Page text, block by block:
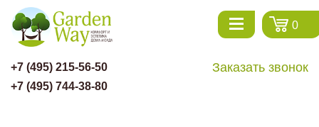
+7 (495) 215-56-50
+7 (495) 744-38-80
Заказать звонок
0